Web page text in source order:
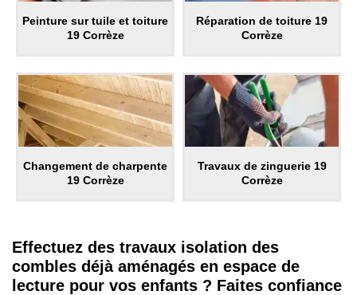
Peinture sur tuile et toiture
19 Corrèze
Réparation de toiture 19
Corrèze
Changement de charpente
19 Corrèze
Travaux de zinguerie 19
Corrèze
Effectuez des travaux isolation des
combles déjà aménagés en espace de
lecture pour vos enfants ? Faites confiance